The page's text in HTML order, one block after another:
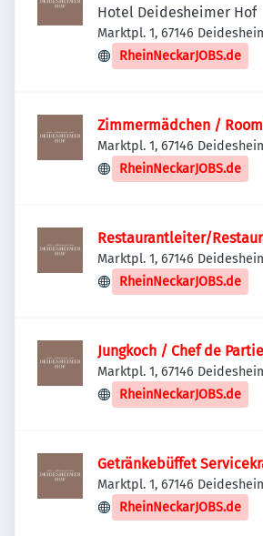
Hotel Deidesheimer Hof
Marktpl. 1, 67146
RheinNeckarJOBS.de
Zimmermädchen /
Marktpl. 1, 67146
RheinNeckarJOBS.de
Restaurantleiter/
Marktpl. 1, 67146
RheinNeckarJOBS.de
Jungkoch / Chef de
Marktpl. 1, 67146
RheinNeckarJOBS.de
Getränkebüffet
Marktpl. 1, 67146
RheinNeckarJOBS.de